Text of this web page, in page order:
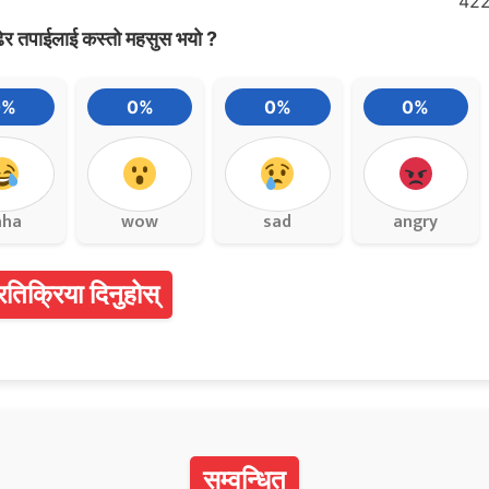
तपाईलाई कस्तो महसुस भयो ?
0%
wow
0%
sad
0%
angry
दिनुहोस्
सम्वन्धित